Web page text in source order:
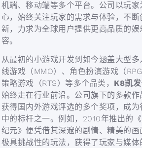
机端、移动端等多个平台。公司以玩家
心，始终关注玩家的需求与体验，不断
新，力求为全球用户提供更高品质的娱
容。
从最初的小游戏开发到如今涵盖大型多
线游戏（MMO）、角色扮演游戏（RPG
策略游戏（RTS）等多个品类， K8凯发
始终走在行业前沿。公司旗下的多款作
获得国内外游戏评选的多个奖项，成为
中的标杆之一。例如，2010年推出的
纪元》便凭借其深邃的剧情、精美的画
极具挑战性的玩法，获得了玩家与媒体